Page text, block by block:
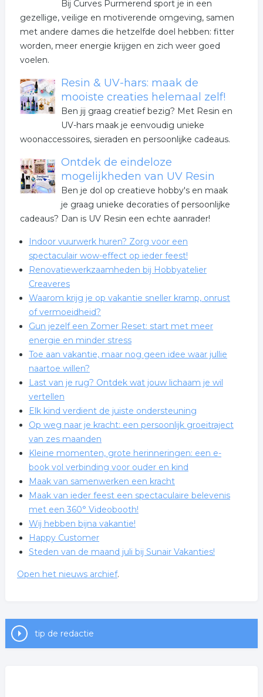
Bij Curves Purmerend sport je in een
gezellige, veilige en motiverende omgeving, samen
met andere dames die hetzelfde doel hebben: fitter
worden, meer energie krijgen en zich weer goed
voelen.
Resin & UV-hars: maak de
mooiste creaties helemaal zelf!
Ben jij graag creatief bezig? Met Resin en
UV-hars maak je eenvoudig unieke
woonaccessoires, sieraden en persoonlijke cadeaus.
Ontdek de eindeloze
mogelijkheden van UV Resin
Ben je dol op creatieve hobby's en maak
je graag unieke decoraties of persoonlijke
cadeaus? Dan is UV Resin een echte aanrader!
Indoor vuurwerk huren? Zorg voor een
spectaculair wow-effect op ieder feest!
Renovatiewerkzaamheden bij Hobbyatelier
Creaveres
Waarom krijg je op vakantie sneller kramp, onrust
of vermoeidheid?
Gun jezelf een Zomer Reset: start met meer
energie en minder stress
Toe aan vakantie, maar nog geen idee waar jullie
naartoe willen?
Last van je rug? Ontdek wat jouw lichaam je wil
vertellen
Elk kind verdient de juiste ondersteuning
Op weg naar je kracht: een persoonlijk groeitraject
van zes maanden
Kleine momenten, grote herinneringen: een e-
book vol verbinding voor ouder en kind
Maak van samenwerken een kracht
Maak van ieder feest een spectaculaire belevenis
met een 360° Videobooth!
Wij hebben bijna vakantie!
Happy Customer
Steden van de maand juli bij Sunair Vakanties!
Open het nieuws archief.
Geef jouw creativiteit kleur met de nieuwe
DARWI MARBEL Markers
tip de redactie